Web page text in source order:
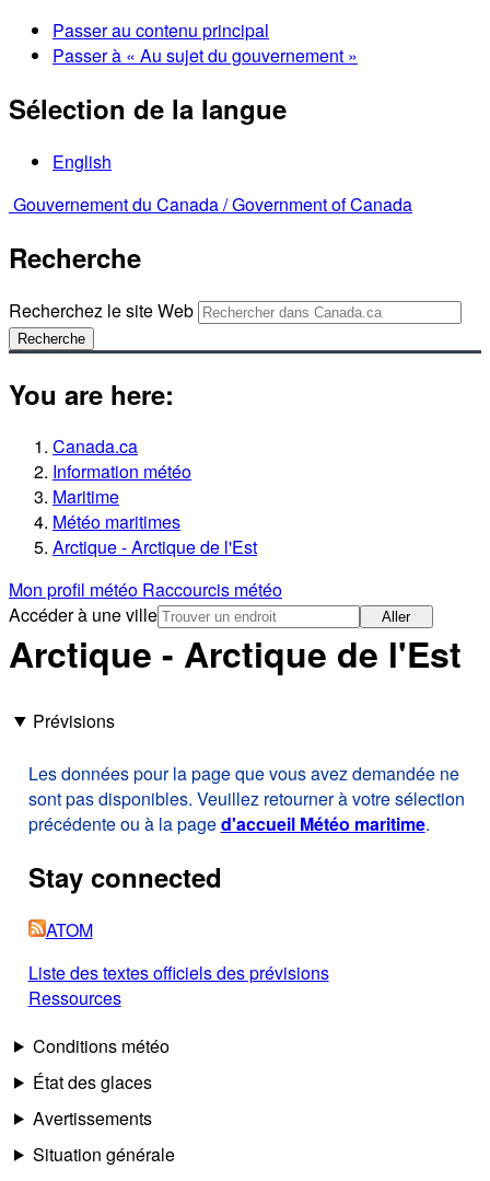
Passer au contenu principal
Passer à « Au sujet du gouvernement »
Sélection de la langue
English
Gouvernement du Canada /Government of Canada
Recherche
Recherchez le site Web
Recherche
You are here:
Canada.ca
Information météo
Maritime
Météo maritimes
Arctique - Arctique de l'Est
Mon profil météo Raccourcis météo
Accéder à une ville
Aller
Arctique - Arctique de l'Est
Prévisions
Les données pour la page que vous avez demandée ne
sont pas disponibles. Veuillez retourner à votre sélection
précédente ou à la paged'accueil Météo maritime.
Stay connected
ATOM
Liste des textes officiels des prévisions
Ressources
Conditions météo
État des glaces
Avertissements
Situation générale